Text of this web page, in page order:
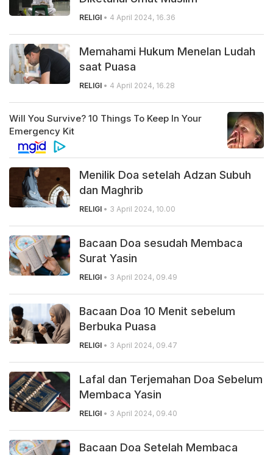
RELIGI • 4 April 2024, 16.36
Memahami Hukum Menelan Ludah
saat Puasa
RELIGI • 4 April 2024, 16.28
Menilik Doa setelah Adzan Subuh
dan Maghrib
RELIGI • 3 April 2024, 10.00
Bacaan Doa sesudah Membaca
Surat Yasin
RELIGI • 3 April 2024, 09.49
Bacaan Doa 10 Menit sebelum
Berbuka Puasa
RELIGI • 3 April 2024, 09.47
Lafal dan Terjemahan Doa Sebelum
Membaca Yasin
RELIGI • 3 April 2024, 09.40
Bacaan Doa Setelah Membaca